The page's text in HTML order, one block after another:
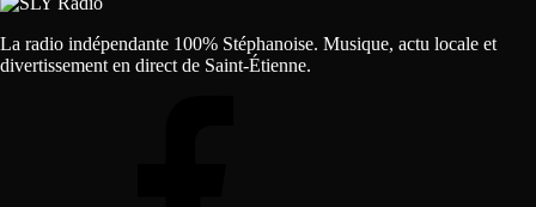
La radio indépendante 100% Stéphanoise. Musique, actu locale et
divertissement en direct de Saint-Étienne.